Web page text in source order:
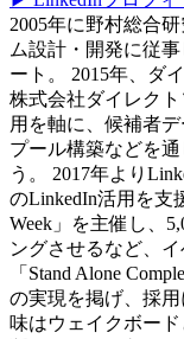
2005年に野村総合
ム設計・開発に従
ート。 2015年、ダ
株式会社ダイレク
用を軸に、候補者
プール構築などを
う。 2017年より
のLinkedIn活用を支
Week」を主催し、
ングさせるなど、
「Stand Alone
の実現を掲げ、採
味はウェイクボー